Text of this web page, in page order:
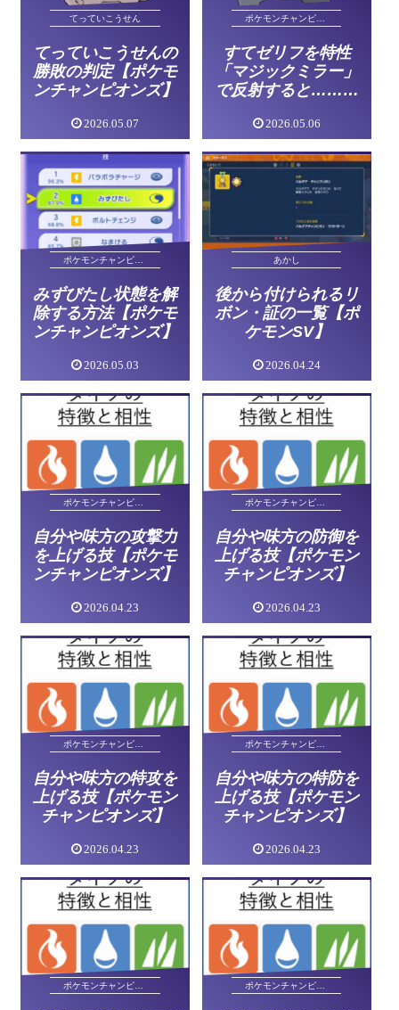
てっていこうせん
てっていこうせんの
勝敗の判定【ポケモ
ンチャンピオンズ】
2026.05.07
すてゼリフを特性
「マジックミラー」
で反射すると……？
オンズ】
2026.05.06
みずびたし状態を解
除する方法【ポケモ
ンチャンピオンズ】
2026.05.03
あかし
後から付けられるリ
ボン・証の一覧【ポ
ケモンSV】
2026.04.24
自分や味方の攻撃力
を上げる技【ポケモ
ンチャンピオンズ】
2026.04.23
自分や味方の防御を
上げる技【ポケモン
チャンピオンズ】
2026.04.23
自分や味方の特攻を
上げる技【ポケモン
チャンピオンズ】
2026.04.23
自分や味方の特防を
上げる技【ポケモン
チャンピオンズ】
2026.04.23
ポケモンチャンピオンズ ポケモンチャンピオンズ